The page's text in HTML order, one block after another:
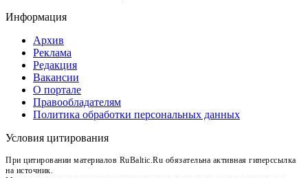
Информация
Архив
Реклама
Редакция
Вакансии
О портале
Правообладателям
Политика обработки персональных данных
Условия цитирования
При цитировании материалов RuBaltic.Ru обязательна активная гиперссылка
на источник.